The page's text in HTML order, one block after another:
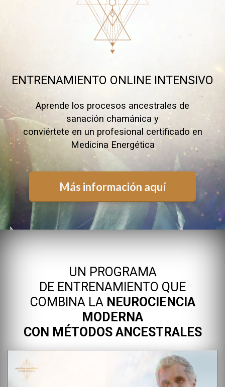
ENTRENAMIENTO ONLINE INTENSIVO
Aprende los procesos ancestrales de
sanación chamánica y
conviértete en un profesional certificado en
Medicina Energética
Más información aquí
UN PROGRAMA
DE ENTRENAMIENTO QUE
COMBINA LA NEUROCIENCIA
MODERNA
CON MÉTODOSANCESTRALES